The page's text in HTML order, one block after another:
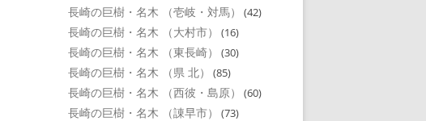
長崎の巨樹・名木 （壱岐・対馬） (42)
長崎の巨樹・名木 （大村市） (16)
長崎の巨樹・名木 （東長崎） (30)
長崎の巨樹・名木 （県 北） (85)
長崎の巨樹・名木 （西彼・島原） (60)
長崎の巨樹・名木 （諌早市） (73)